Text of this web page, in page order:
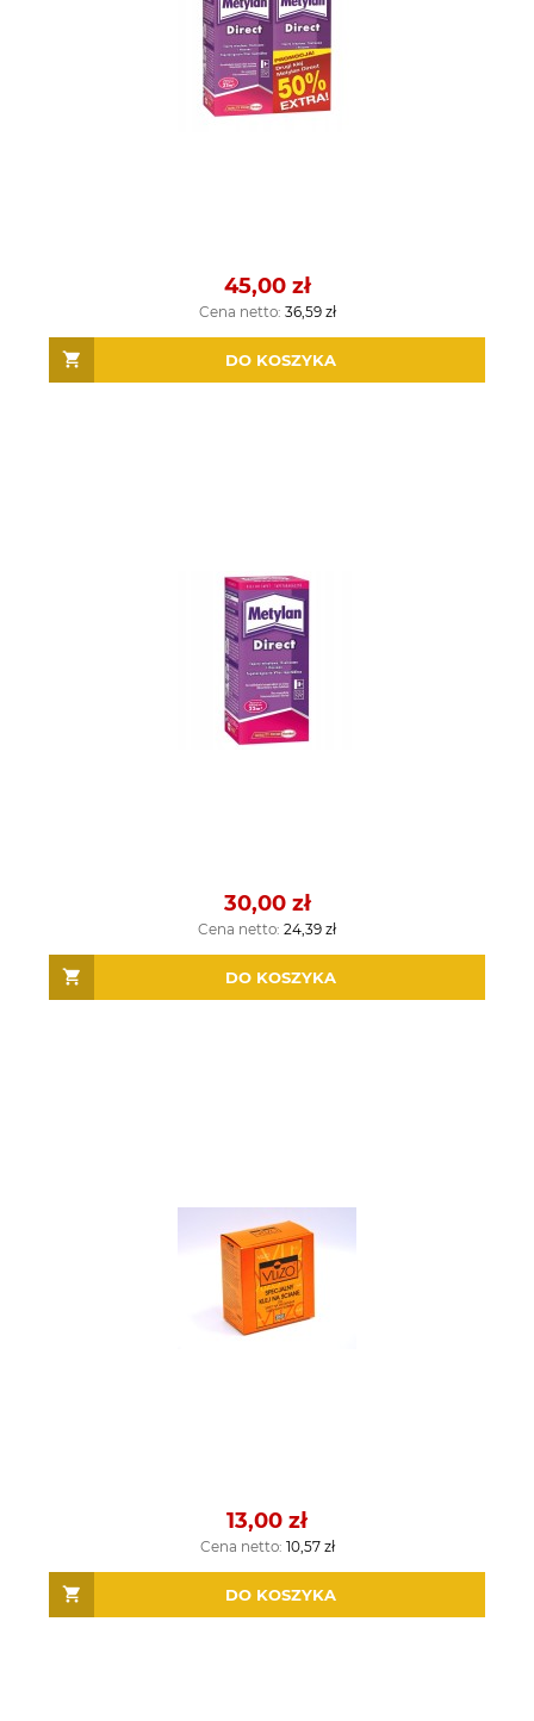
45,00 zł
Cena netto: 36,59 zł
DO KOSZYKA
30,00 zł
Cena netto: 24,39 zł
DO KOSZYKA
13,00 zł
Cena netto: 10,57 zł
DO KOSZYKA